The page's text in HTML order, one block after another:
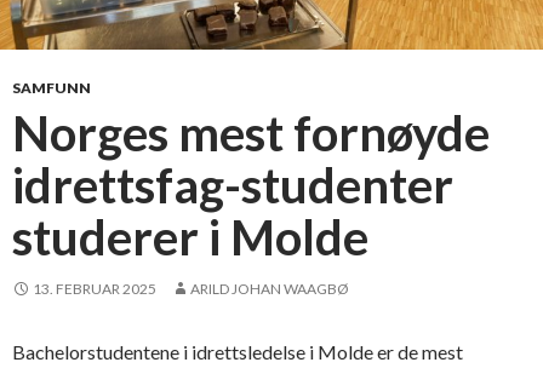
u
d
t
r
m
e
r
o
SAMFUNN
Norges mest fornøyde
idrettsfag-studenter
studerer i Molde
13. FEBRUAR 2025 ARILD JOHAN WAAGBØ
Bachelorstudentene i idrettsledelse i Molde er de mest